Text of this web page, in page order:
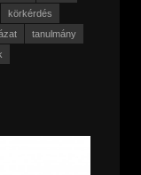
körkérdés
tanulmány